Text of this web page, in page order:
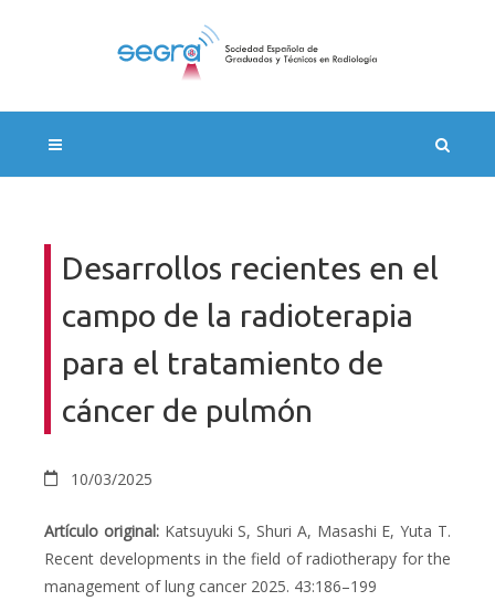
Desarrollos recientes en el
campo de la radioterapia
para el tratamiento de
cáncer de pulmón
10/03/2025
Artículo original: Katsuyuki S, Shuri A, Masashi E, Yuta T.
Recent developments in the field of radiotherapy for the
management of lung cancer 2025. 43:186–199